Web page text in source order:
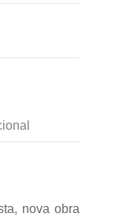
nova obra